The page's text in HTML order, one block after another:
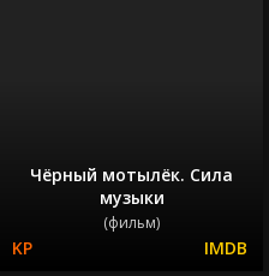
Чёрный мотылёк. Сила
музыки
(фильм)